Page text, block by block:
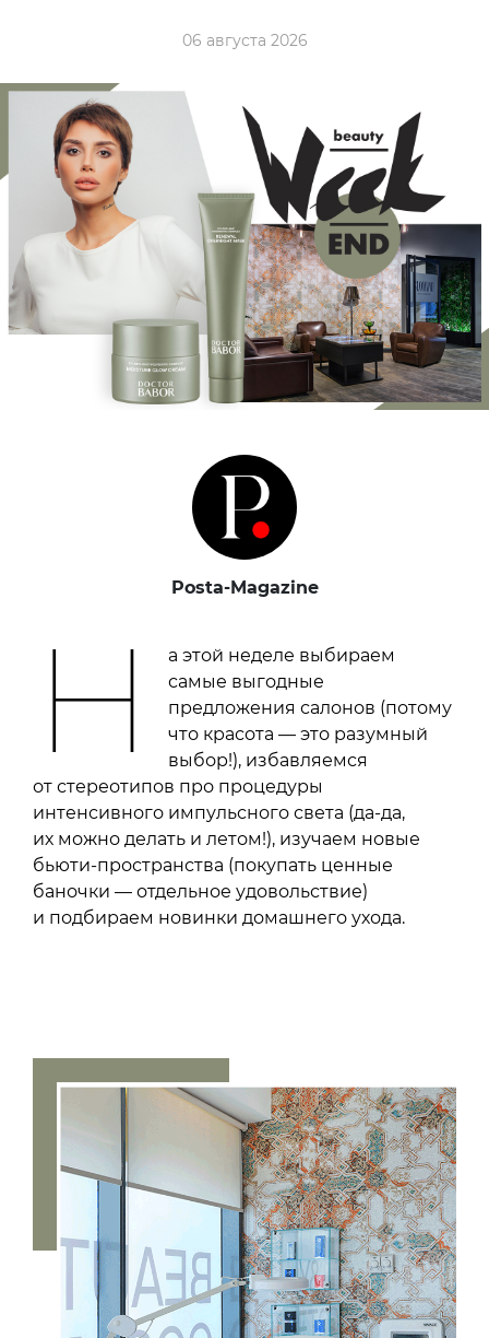
06 августа 2026
Posta-Magazine
Н
а этой неделе выбираем
самые выгодные
предложения салонов (потому
что красота — это разумный
выбор!), избавляемся
от стереотипов про процедуры
интенсивного импульсного света (да-да,
их можно делать и летом!), изучаем новые
бьюти-пространства (покупать ценные
баночки — отдельное удовольствие)
и подбираем новинки домашнего ухода.